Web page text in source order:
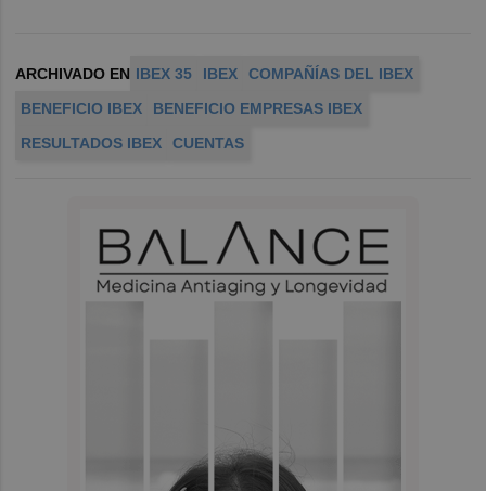
ARCHIVADO EN IBEX 35 IBEX
COMPAÑÍAS DEL IBEX
BENEFICIO IBEX
BENEFICIO EMPRESAS IBEX
RESULTADOS IBEX
CUENTAS